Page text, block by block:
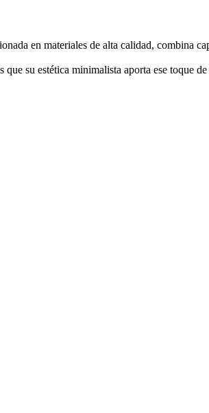
en materiales de alta calidad, combina
su estética minimalista aporta ese toque